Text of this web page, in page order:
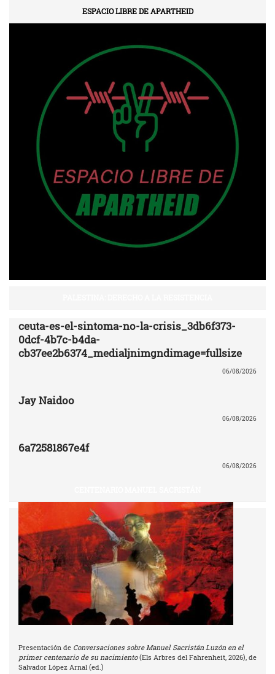
ESPACIO LIBRE DE APARTHEID
ceuta-es-el-sintoma-no-la-crisis_3db6f373-
0dcf-4b7c-b4da-
cb37ee2b6374_medialjnimgndimage=fullsize
06/08/2026
Jay Naidoo
06/08/2026
6a72581867e4f
06/08/2026
Presentación de Conversaciones sobre Manuel Sacristán Luzón en el
primer centenario de su nacimiento(Els Arbres del Fahrenheit, 2026), de
Salvador López Arnal (ed.)